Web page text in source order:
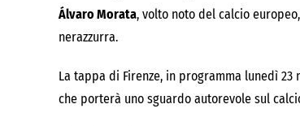
Álvaro Morata, volto noto del calcio
nerazzurra.
La tappa di Firenze, in programma lunedì 23
che porterà uno sguardo autorevole sul